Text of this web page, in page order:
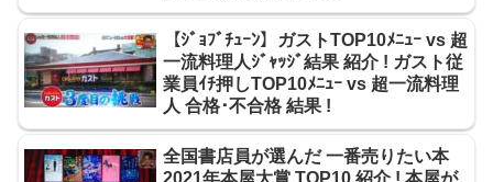
【ｼﾞｮﾌﾞﾁｭｰﾝ】ガストTOP10ﾒﾆｭｰ vs 超
一流料理人ｼﾞｬｯｼﾞ結果 紹介 ! ガスト従
業員ｲﾁ押しTOP10ﾒﾆｭｰ vs 超一流料理
人 合格･不合格 結果 !
全国書店員が選んだ 一番売りたい本
2021年本屋大賞 TOP10 紹介 ! 本屋が